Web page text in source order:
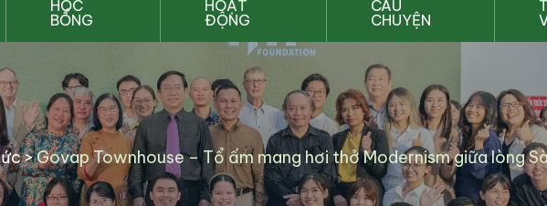
HỌC
BỔNG
HOẠT
ĐỘNG
CÂU
CHUYỆN
>Govap Townhouse – Tổ ấm mang hơi thở Modernism giữa lòng